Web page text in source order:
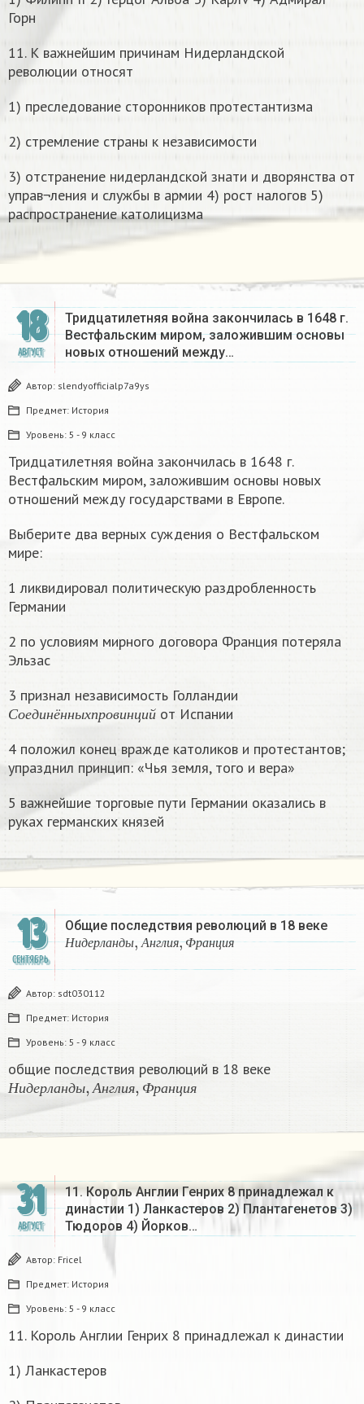
Горн
11. К важнейшим причинам Нидерландской
революции относят
1) преследование сторонников протестантизма
2) стремление страны к независимости
3) отстранение нидерландской знати и дворянства от
управ¬ления и службы в армии 4) рост налогов 5)
распространение католицизма
18
АВГУСТ
Тридцатилетняя война закончилась в 1648 г.
Вестфальским миром, заложившим основы
новых отношений между…
Автор: slendyofficialp7a9ys
Предмет: История
Уровень: 5 - 9 класс
Тридцатилетняя война закончилась в 1648 г.
Вестфальским миром, заложившим основы новых
отношений между государствами в Европе.
Выберите два верных суждения о Вестфальском
мире:
1 ликвидировал политическую раздробленность
Германии
2 по условиям мирного договора Франция потеряла
Эльзас
3 признал независимость Голландии
С о е д и н ё н н ыхп р о в и н ц и й
С оединё нныхпровинций
от Испании
4 положил конец вражде католиков и протестантов;
упразднил принцип: «Чья земля, того и вера»
5 важнейшие торговые пути Германии оказались в
руках германских князей
13
СЕНТЯБРЬ
Общие последствия революций в 18 веке
Н и д е рл а н д ы Ан гл ия Ф р а н ц ия
Нидерланды,Англ ия,Франция
Автор: sdt030112
Предмет: История
Уровень: 5 - 9 класс
общие последствия революций в 18 веке
Н и д е рл а н д ы Англ ия Фран ц ия
Нидерланды,Анг лия,Франция
31
АВГУСТ
11. Король Англии Генрих 8 принадлежал к
династии 1) Ланкастеров 2) Плантагенетов 3)
Тюдоров 4) Йорков…
Автор: Fricel
Предмет: История
Уровень: 5 - 9 класс
11. Король Англии Генрих 8 принадлежал к династии
1) Ланкастеров